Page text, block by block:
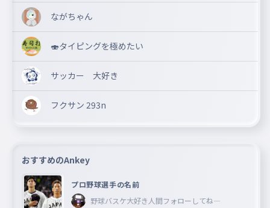
ながちゃん
🍣タイピングを極めたい
サッカー 大好き
フクサン 293n
おすすめのAnkey
プロ野球選手の名前
野球バスケ大好き人間フォローしてね―